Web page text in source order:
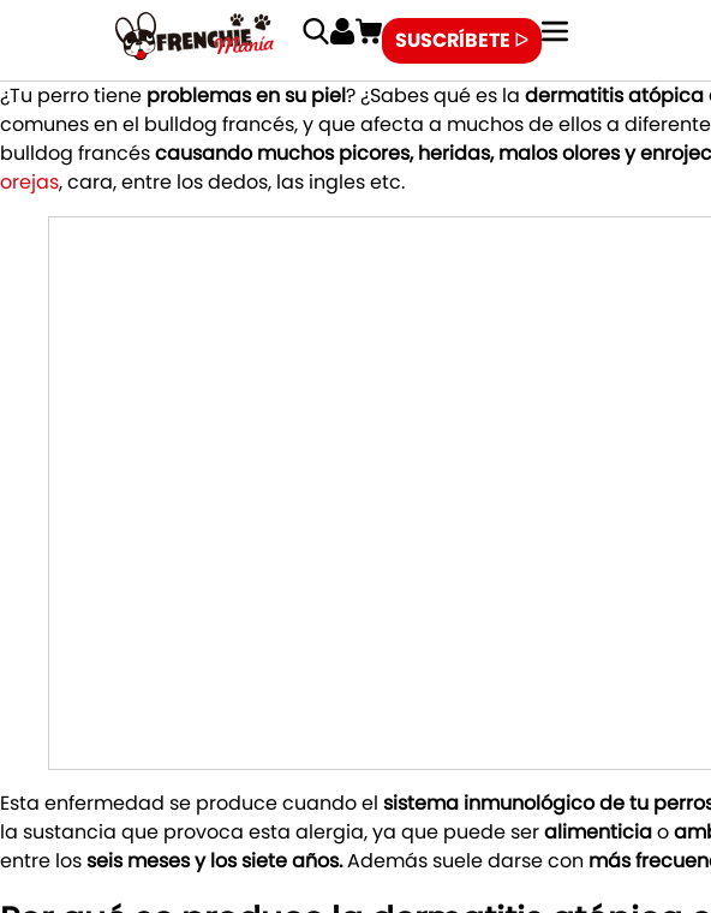
SUSCRÍBETE ᐅ
¿Tu perro tiene problemas en su piel? ¿Sabes qué es la dermatitis atópica
comunes en el bulldog francés, y que afecta a muchos de ellos a
bulldog francéscausando muchos picores, heridas, malos olores y
orejas, cara, entre los dedos, las ingles etc.
Esta enfermedad se produce cuando el sistema inmunológico de tu
la sustancia que provoca esta alergia, ya que puede seralimenticiao
entre losseis meses y los siete años.Además suele darse con más